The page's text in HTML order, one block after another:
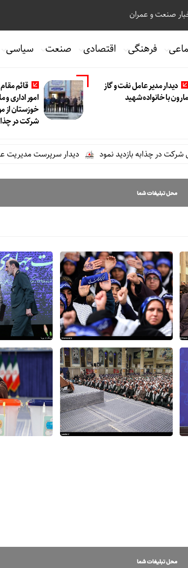
صنعت و عمران
فرهنگی اقتصادی صنعت سیاسی
دیدار مدیر عامل نفت و گاز
مارون با خانواده شهید
قائم
امور اداری و
خوزستان
شرکت در
در چذابه بازدید نمود دیدار سرپرست مدیریت